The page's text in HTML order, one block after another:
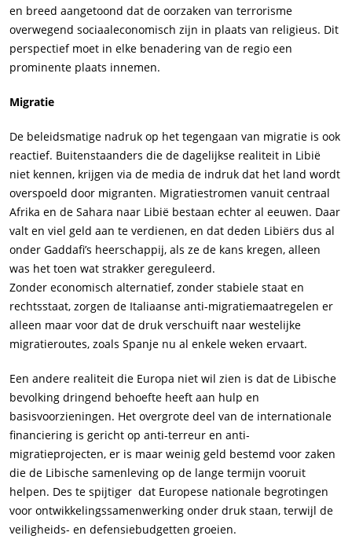
en breed aangetoond dat de oorzaken van terrorisme
overwegend sociaaleconomisch zijn in plaats van religieus. Dit
perspectief moet in elke benadering van de regio een
prominente plaats innemen.
Migratie
De beleidsmatige nadruk op het tegengaan van migratie is ook
reactief. Buitenstaanders die de dagelijkse realiteit in Libië
niet kennen, krijgen via de media de indruk dat het land wordt
overspoeld door migranten. Migratiestromen vanuit centraal
Afrika en de Sahara naar Libië bestaan echter al eeuwen. Daar
valt en viel geld aan te verdienen, en dat deden Libiërs dus al
onder Gaddafi’s heerschappij, als ze de kans kregen, alleen
was het toen wat strakker gereguleerd.
Zonder economisch alternatief, zonder stabiele staat en
rechtsstaat, zorgen de Italiaanse anti-migratiemaatregelen er
alleen maar voor dat de druk verschuift naar westelijke
migratieroutes, zoals Spanje nu al enkele weken ervaart.
Een andere realiteit die Europa niet wil zien is dat de Libische
bevolking dringend behoefte heeft aan hulp en
basisvoorzieningen. Het overgrote deel van de internationale
financiering is gericht op anti-terreur en anti-
migratieprojecten, er is maar weinig geld bestemd voor zaken
die de Libische samenleving op de lange termijn vooruit
helpen. Des te spijtiger dat Europese nationale begrotingen
voor ontwikkelingssamenwerking onder druk staan, terwijl de
veiligheids- en defensiebudgetten groeien.